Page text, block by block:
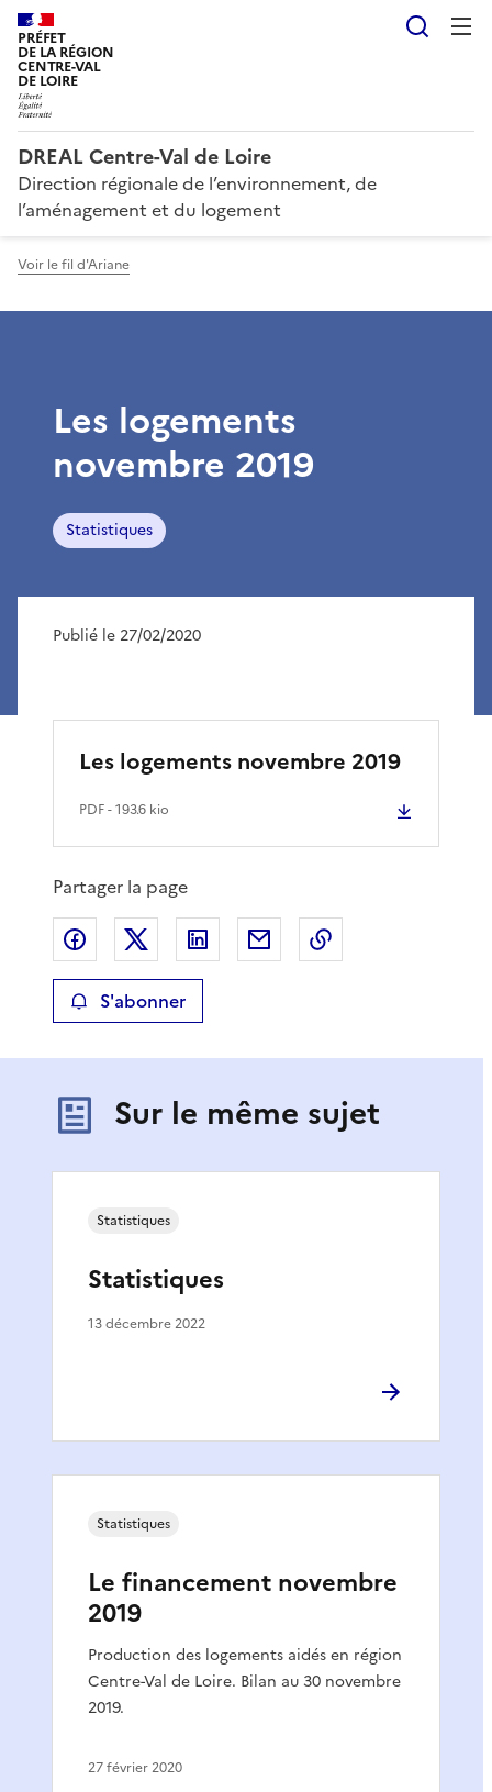
PRÉFET
DE LA RÉGION
CENTRE-VAL
DE LOIRE
DREAL Centre-Val de Loire
Direction régionale de l’environnement, de
l’aménagement et du logement
Voir le fil d'Ariane
Les logements
novembre 2019
Statistiques
Publié le 27/02/2020
Les logements novembre 2019
PDF- 193.6 kio
Partager la page
Partager sur Facebook
Partager sur XPartager sur LinkedIn
Partager par email
S'abonner
Sur le même sujet
Statistiques
Statistiques
13 décembre 2022
Le financement novembre
2019
Production des logements aidés en région
Centre-Val de Loire. Bilan au 30 novembre
2019.
Statistiques
27 février 2020